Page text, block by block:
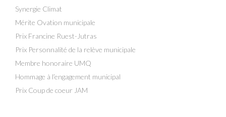
Synergie Climat
Mérite Ovation municipale
Prix Francine Ruest-Jutras
Prix Personnalité de la relève municipale
Membre honoraire UMQ
Hommage à l’engagement municipal
Prix Coup de coeur JAM